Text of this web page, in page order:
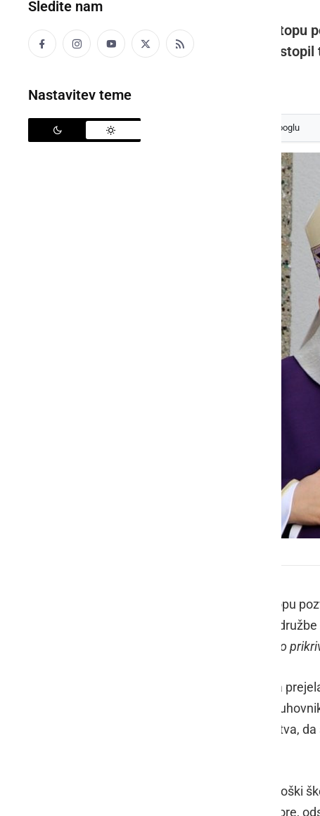
Sledite nam
Nastavitev teme
Civilna iniciativa Dovolj.je k odstopu
nadškof Stanislav Zore, bom
Izberite kot svoj prednostni vir na Googlu
V civilni iniciativi Dovolj.je so k odstopu
vrhovnega predstojnika Misijonske
sistematično
Kot je bilo predstavljeno, je iniciativa
V letu 2018 je bilo v Sloveniji 1022
dobrih, vendar to ne opravičuje dejstva,
Ob tem se je odzval tudi murskosoboški
objavil zapis: "Če odstopi nadškof Zore,